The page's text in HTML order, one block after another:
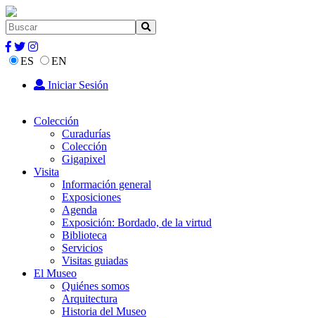
ES
EN
Iniciar Sesión
Colección
Curadurías
Colección
Gigapixel
Visita
Información general
Exposiciones
Agenda
Exposición: Bordado, de la virtud
Biblioteca
Servicios
Visitas guiadas
El Museo
Quiénes somos
Arquitectura
Historia del Museo